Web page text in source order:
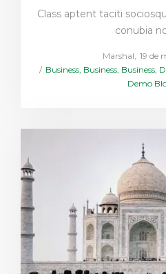
Class aptent taciti
conubia
Marshal Posted
on
19 de
Posted
Business Business Business
Demo